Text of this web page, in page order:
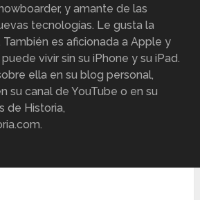
y amante de las
tecnologías. Le gusta la
es aficionada a Apple y
vivir sin su iPhone y su iPad.
ella en su blog personal,
su canal de YouTube o en su
de Historia,